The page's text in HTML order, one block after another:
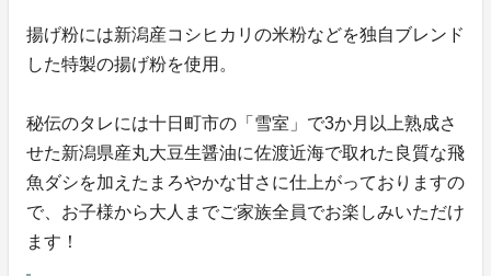
揚げ粉には新潟産コシヒカリの米粉などを独自ブレンド
した特製の揚げ粉を使用。
秘伝のタレには十日町市の「雪室」で3か月以上熟成さ
せた新潟県産丸大豆生醤油に佐渡近海で取れた良質な飛
魚ダシを加えたまろやかな甘さに仕上がっておりますの
で、お子様から大人までご家族全員でお楽しみいただけ
ます！